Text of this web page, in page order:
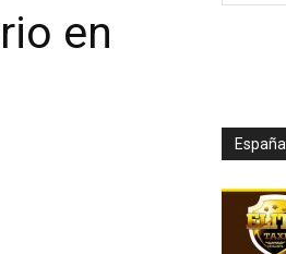
en
España